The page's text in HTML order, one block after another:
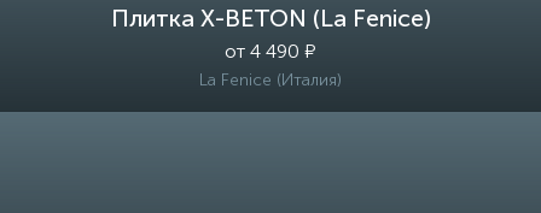
Плитка X-BETON (La Fenice)
от 4 490 ₽
La Fenice (Италия)